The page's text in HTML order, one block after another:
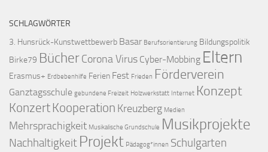
SCHLAGWÖRTER
3. Hunsrück-Kunstwettbewerb Basar Berufsorientierung Bildungspolitik
Birke79 BücherCorona Virus Cyber-Mobbing Eltern
Erasmus+ Erdbebenhilfe Ferien Fest Frieden Förderverein
Ganztagsschule gebundene Freizeit Holzwerkstatt Internet Konzept
Konzert Kooperation Kreuzberg Medien
Mehrsprachigkeit Musikalische Grundschule Musikprojekte
Nachhaltigkeit Projekt Pädagog*innen Schulgarten